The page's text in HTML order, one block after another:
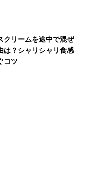
クリームを途中で混ぜ
は？シャリシャリ食感
コツ